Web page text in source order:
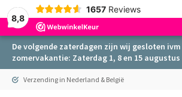
8,8
1657 Reviews
De volgende zaterdagen zijn wij gesloten ivm
zomervakantie: Zaterdag 1, 8 en 15 augustus
Verzending in Nederland & België